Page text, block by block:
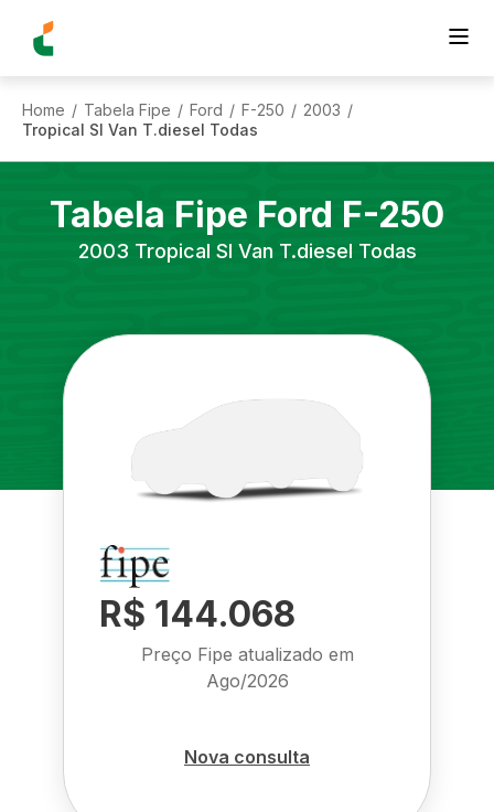
Home / Tabela Fipe / Ford / F-250 / 2003 /
Tropical Sl Van T.diesel Todas
Tabela Fipe Ford F-250
2003 Tropical Sl Van T.diesel Todas
R$ 144.068
Preço Fipe atualizado em
Ago/2026
Nova consulta